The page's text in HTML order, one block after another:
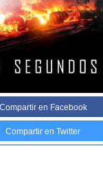
Compartir en Facebook
Compartir en Twitter